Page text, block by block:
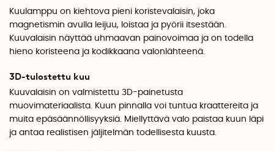
Kuulamppu on kiehtova pieni koristevalaisin, joka
magnetismin avulla leijuu, loistaa ja pyörii itsestään.
Kuuvalaisin näyttää uhmaavan painovoimaa ja on todella
hieno koristeena ja kodikkaana valonlähteenä.
3D-tulostettu kuu
Kuuvalaisin on valmistettu 3D-painetusta
muovimateriaalista. Kuun pinnalla voi tuntua kraattereita ja
muita epäsäännöllisyyksiä. Miellyttävä valo paistaa kuun läpi
ja antaa realistisen jäljitelmän todellisesta kuusta.